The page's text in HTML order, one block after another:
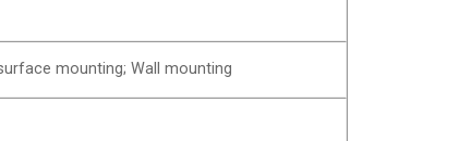
mounting; Wall mounting